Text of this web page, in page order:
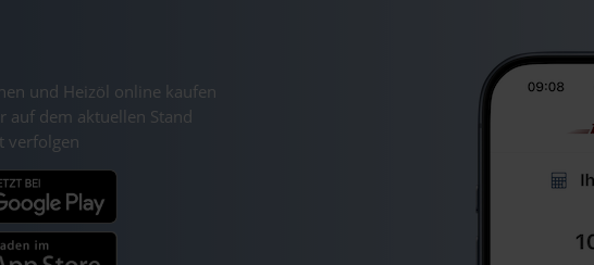
und Heizöl online kaufen
auf dem aktuellen Stand
verfolgen